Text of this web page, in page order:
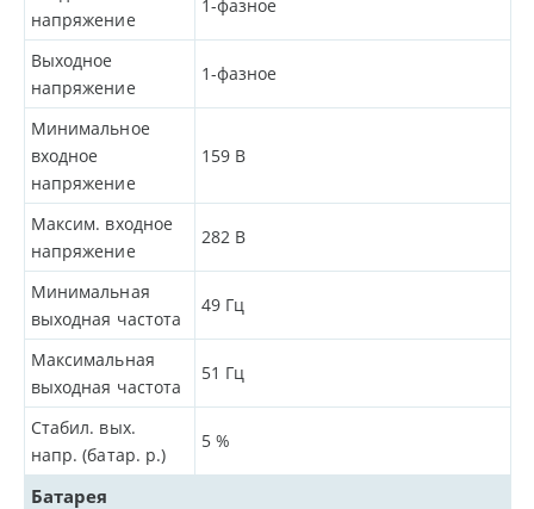
напряжение
1-фазное
Выходное
напряжение
1-фазное
Минимальное
входное
напряжение
159 В
Максим. входное
напряжение
282 В
Минимальная
выходная частота
49 Гц
Максимальная
выходная частота
51 Гц
Стабил. вых.
напр. (батар. р.)
5 %
Батарея